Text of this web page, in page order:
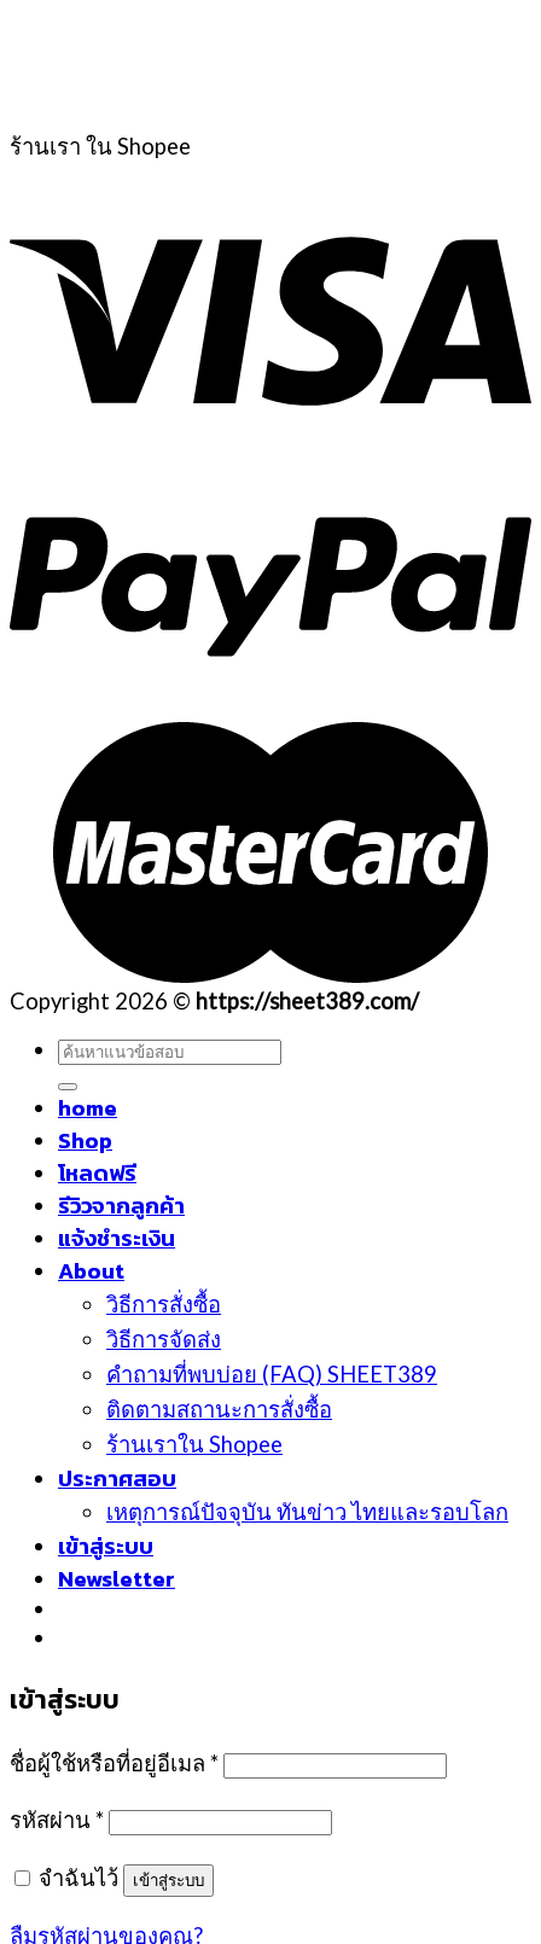
ร้านเรา ใน Shopee
Copyright 2026 © https://sheet389.com/
ค้นหา:
home
Shop
โหลดฟรี
รีวิวจากลูกค้า
แจ้งชำระเงิน
About
วิธีการสั่งซื้อ
วิธีการจัดส่ง
คำถามที่พบบ่อย (FAQ) SHEET389
ติดตามสถานะการสั่งซื้อ
ร้านเราใน Shopee
ประกาศสอบ
เหตุการณ์ปัจจุบัน ทันข่าว ไทยและรอบโลก
เข้าสู่ระบบ
Newsletter
เข้าสู่ระบบ
ชื่อผู้ใช้หรือที่อยู่อีเมล *
รหัสผ่าน *
จำฉันไว้ เข้าสู่ระบบ
ลืมรหัสผ่านของคุณ?